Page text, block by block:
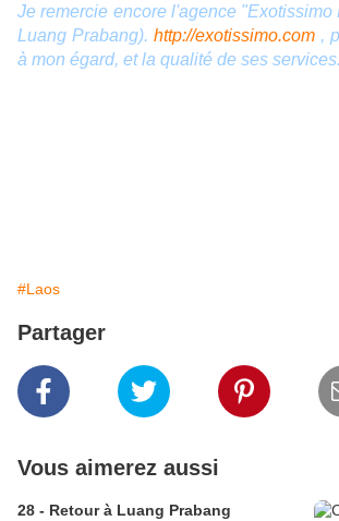
Je remercie encore l'agence "Exotissimo
Luang Prabang). http://exotissimo.com ,
à mon égard, et la qualité de ses services.
#Laos
Partager
Vous aimerez aussi
28 - Retour à Luang Prabang